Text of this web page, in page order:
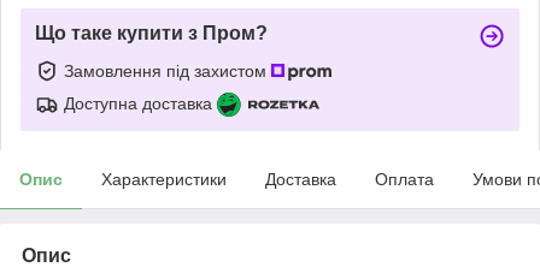
Що таке купити з Пром?
Замовлення під захистом
Доступна доставка
Опис Характеристики Доставка Оплата Умови
Опис